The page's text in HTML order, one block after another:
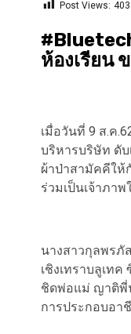
Post Views: 403
ห้องเรียน
เมื่อวันที่ 9 ส.ค
บริหารบริษัท ดั
ผ้าป่าสามัคคีให้
ร่วมเป็นเจ้าภา
นางสาวกุลพรภั
เชิงเทราบลูเท
ชิดพ่อแม่ ญาติพี่
การประกอบอา